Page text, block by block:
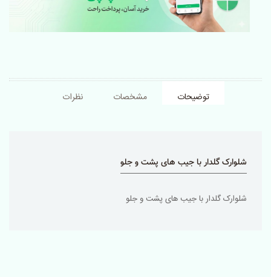
توضیحات مشخصات نظرات
شلوارک گلدار با جیب های پشت و جلو
شلوارک گلدار با جیب های پشت و جلو